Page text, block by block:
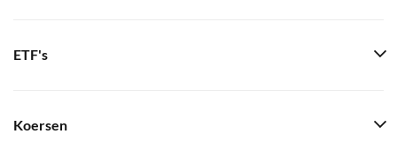
ETF's
Koersen